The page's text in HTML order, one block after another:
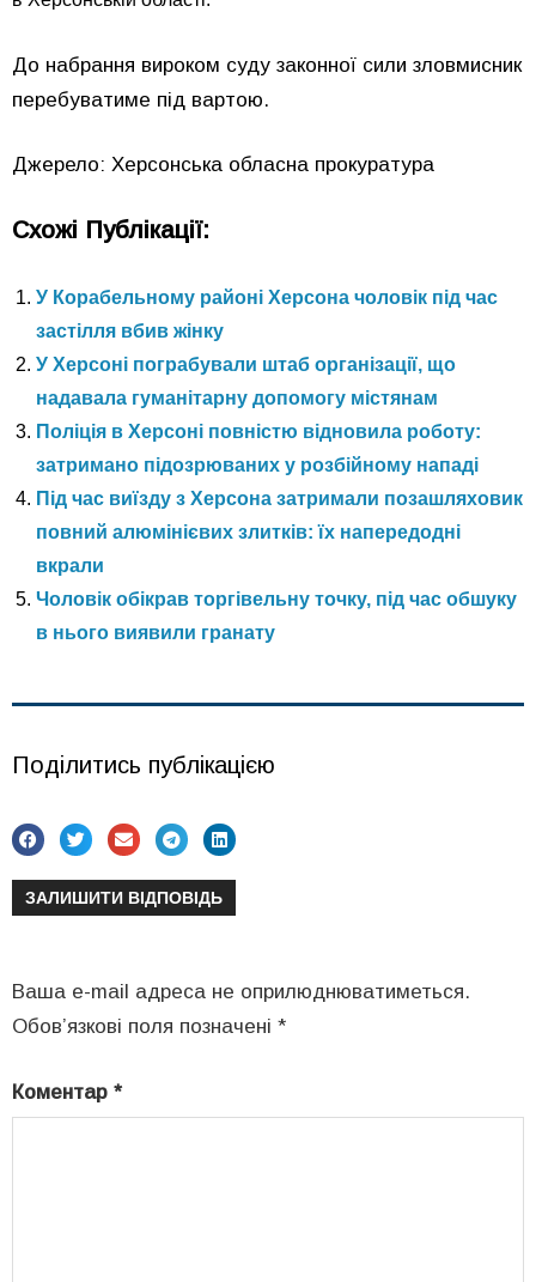
До набрання вироком суду законної сили зловмисник
перебуватиме під вартою.
Джерело: Херсонська обласна прокуратура
Схожі Публікації:
У Корабельному районі Херсона чоловік під час
застілля вбив жінку
У Херсоні пограбували штаб організації, що
надавала гуманітарну допомогу містянам
Поліція в Херсоні повністю відновила роботу:
затримано підозрюваних у розбійному нападі
Під час виїзду з Херсона затримали позашляховик
повний алюмінієвих злитків: їх напередодні
вкрали
Чоловік обікрав торгівельну точку, під час обшуку
в нього виявили гранату
Поділитись публікацією
ЗАЛИШИТИ ВІДПОВІДЬ
Ваша e-mail адреса не оприлюднюватиметься.
Обов’язкові поля позначені *
Коментар *